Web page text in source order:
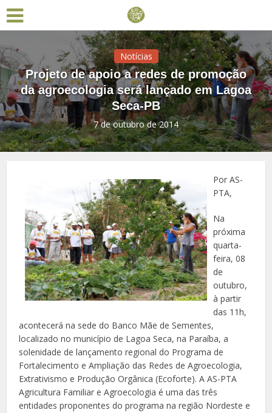
Notícias
Projeto de apoio a redes de promoção
da agroecologia será lançado em Lagoa
Seca-PB
7 de outubro de 2014
Por AS-
PTA,
Na
próxima
quarta-
feira, 08
de
outubro,
à partir
das 11h,
acontecerá na sede do Banco Mãe de Sementes,
localizado no município de Lagoa Seca, na Paraíba, a
solenidade de lançamento regional do Programa de
Fortalecimento e Ampliação das Redes de Agroecologia,
Extrativismo e Produção Orgânica (Ecoforte). A AS-PTA
Agricultura Familiar e Agroecologia é uma das três
entidades proponentes do programa na região Nordeste e